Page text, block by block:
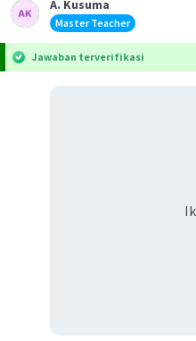
A. Kusuma
Master Teacher
Jawaban terverifikasi